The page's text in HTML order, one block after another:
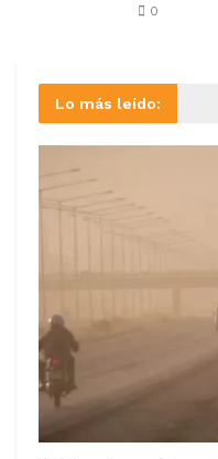
0
Lo más leído: